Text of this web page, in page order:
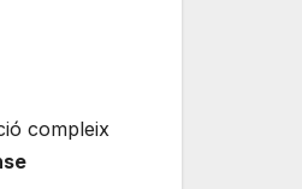
compleix